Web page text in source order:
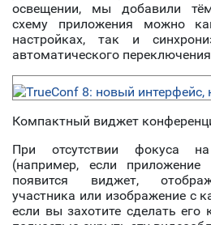
освещении, мы добавили
схему приложения можно
настройках, так и
автоматического
Компактный виджет
При отсутствии фокуса
(например, если приложение
появится виджет,
участника или изображение с
если вы захотите сделать его